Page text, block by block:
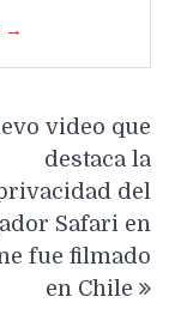
→
video que
destaca la
del
Safari en
fue filmado
en Chile